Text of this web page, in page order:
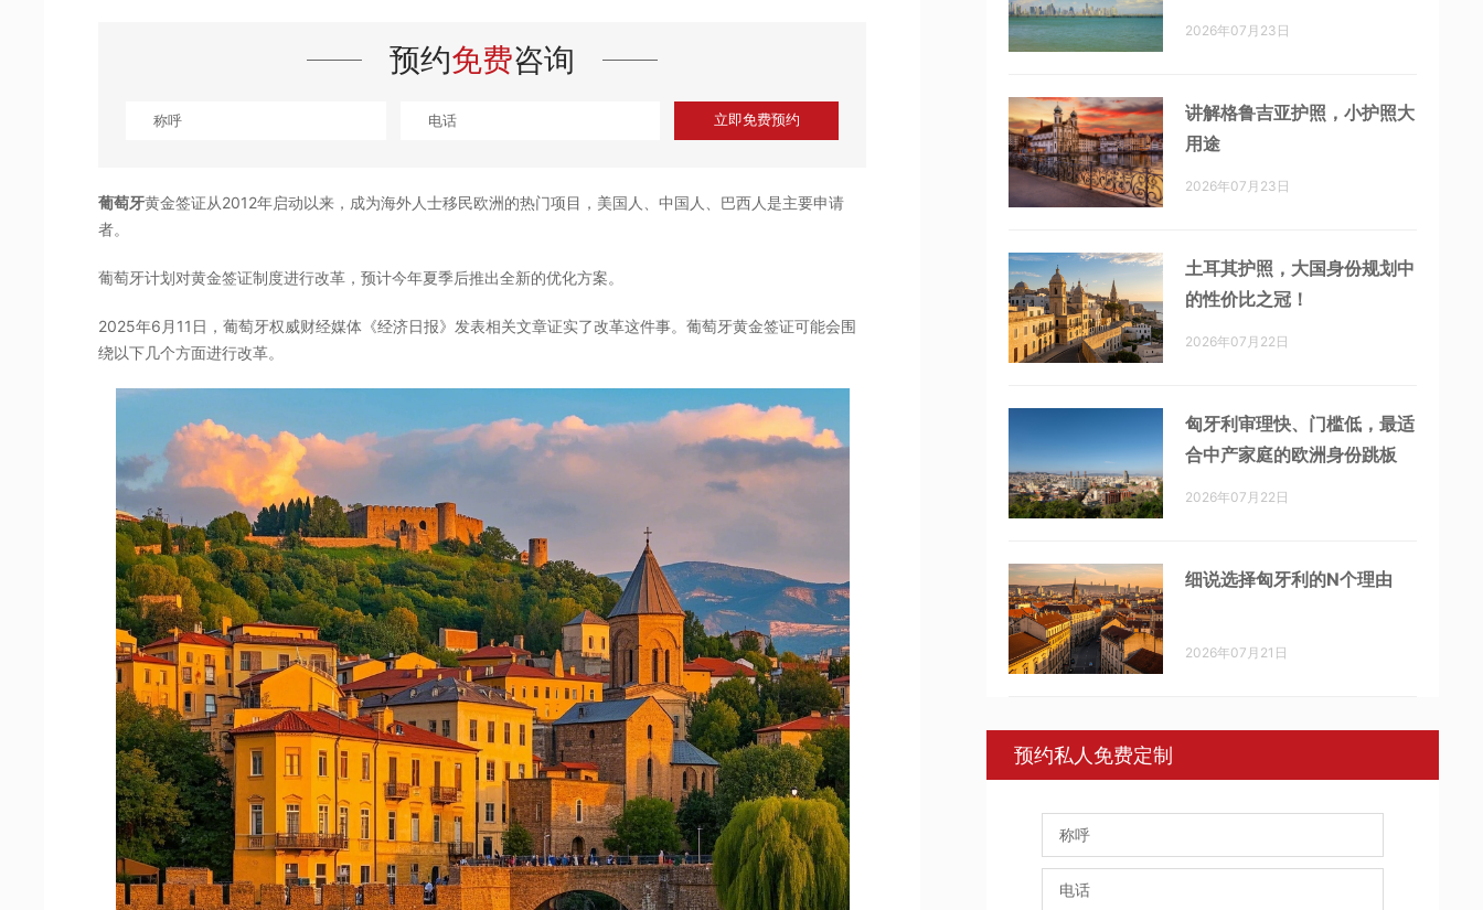
预约免费咨询
立即免费预约
葡萄牙黄金签证从2012年启动以来，成为海外人士移民欧洲的热门项目，美国人、中国人、巴西人是主要申请
者。
葡萄牙计划对黄金签证制度进行改革，预计今年夏季后推出全新的优化方案。
2025年6月11日，葡萄牙权威财经媒体《经济日报》发表相关文章证实了改革这件事。葡萄牙黄金签证可能会围
绕以下几个方面进行改革。
2026年07月23日
讲解格鲁吉亚护照，小护照大
用途
2026年07月23日
土耳其护照，大国身份规划中
的性价比之冠！
2026年07月22日
匈牙利审理快、门槛低，最适
合中产家庭的欧洲身份跳板
2026年07月22日
细说选择匈牙利的N个理由
2026年07月21日
预约私人免费定制